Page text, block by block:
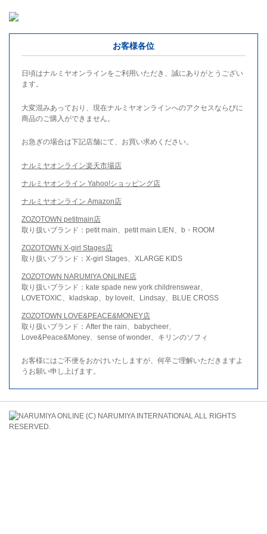
お客様各位
日頃はナルミヤオンラインをご利用いただき、誠にありがとうござい
ます。
大変混みあっており、現在ナルミヤオンラインへのアクセスならびに
商品のご購入ができません。
お急ぎの場合は下記店舗にて、お買い求めください。
ナルミヤオンライン楽天市場店
ナルミヤオンライン Yahoo!ショッピング店
ナルミヤオンライン Amazon店
ZOZOTOWN petitmain店
取り扱いブランド：petit main、petit main LIEN、b・ROOM
ZOZOTOWN X-girl Stages店
取り扱いブランド：X-girl Stages、XLARGE KIDS
ZOZOTOWN NARUMIYA ONLINE店
取り扱いブランド：kate spade new york childrenswear、
LOVETOXIC、kladskap、by loveit、Lindsay、BLUE CROSS
ZOZOTOWN LOVE&PEACE&MONEY店
取り扱いブランド：After the rain、babycheer、
Love&Peace&Money、sense of wonder、キリンのソフィ
お客様にはご不便をおかけいたしますが、何卒ご理解いただきますよ
うお願い申し上げます。